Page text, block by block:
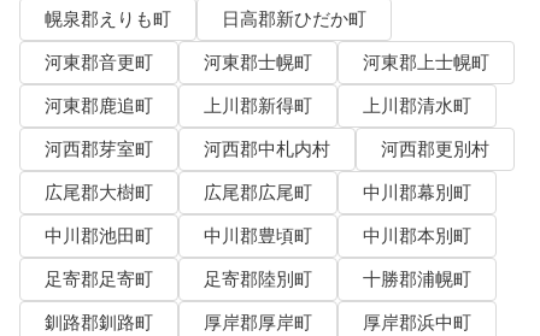
幌泉郡えりも町
日高郡新ひだか町
河東郡音更町
河東郡士幌町
河東郡上士幌町
河東郡鹿追町
上川郡新得町
上川郡清水町
河西郡芽室町
河西郡中札内村
河西郡更別村
広尾郡大樹町
広尾郡広尾町
中川郡幕別町
中川郡池田町
中川郡豊頃町
中川郡本別町
足寄郡足寄町
足寄郡陸別町
十勝郡浦幌町
釧路郡釧路町
厚岸郡厚岸町
厚岸郡浜中町